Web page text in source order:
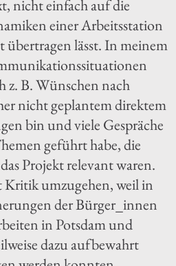
nicht einfach auf die
einer Arbeitsstation
übertragen lässt. In meinem
z. B. Wünschen nach
nicht geplantem direktem
bin und viele Gespräche
geführt habe, die
Projekt relevant waren.
Kritik umzugehen, weil in
der Bürger_innen
in Potsdam und
dazu aufbewahrt